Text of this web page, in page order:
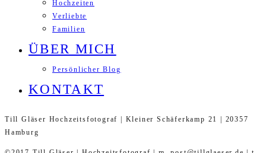
Hochzeiten
Verliebte
Familien
ÜBER MICH
Persönlicher Blog
KONTAKT
Till Gläser Hochzeitsfotograf | Kleiner Schäferkamp 21 | 20357
Hamburg